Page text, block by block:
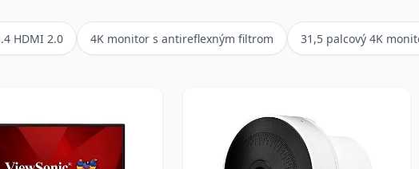
HDMI 2.0 4K monitor s antireflexným filtrom 31,5 palcový 4K